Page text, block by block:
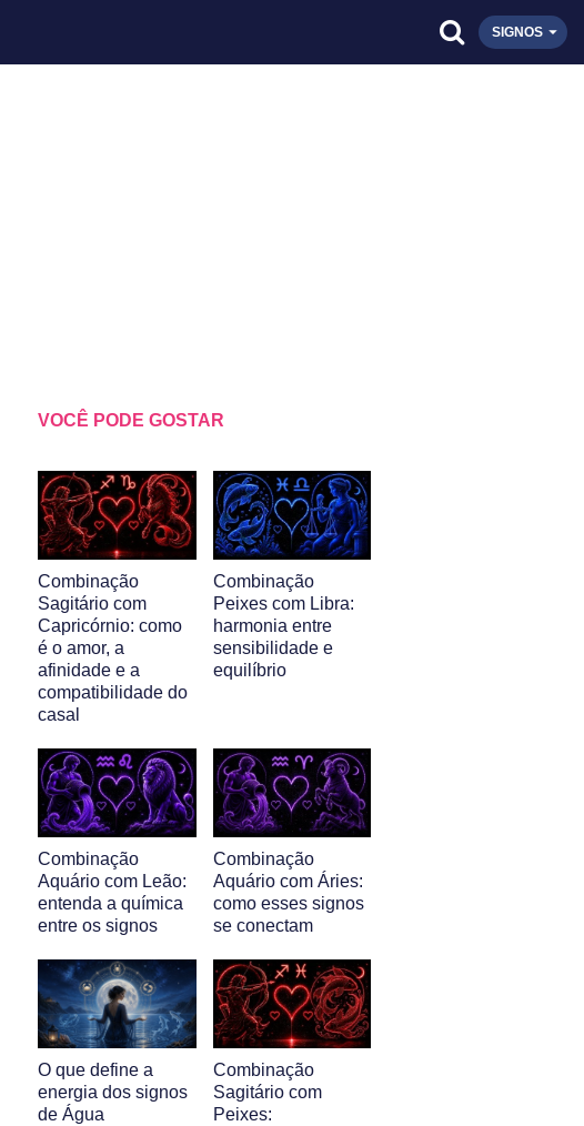
SIGNOS
VOCÊ PODE GOSTAR
Combinação
Sagitário com
Capricórnio: como
é o amor, a
afinidade e a
compatibilidade do
casal
Combinação
Peixes com Libra:
harmonia entre
sensibilidade e
equilíbrio
Combinação
Aquário com Leão:
entenda a química
entre os signos
Combinação
Aquário com Áries:
como esses signos
se conectam
O que define a
energia dos signos
de Água
Combinação
Sagitário com
Peixes: